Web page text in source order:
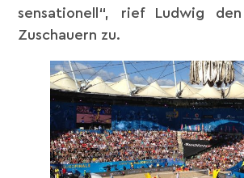
sensationell“, rief Ludwig
Zuschauern zu.